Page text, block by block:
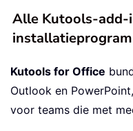
Alle Kutools-add-
Kutools for Office
Outlook en
voor teams die met